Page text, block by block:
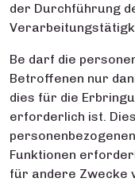
der Durchführung
Be darf die
Betroffenen nur
dies für die
erforderlich ist.
Funktionen
für andere Zwecke